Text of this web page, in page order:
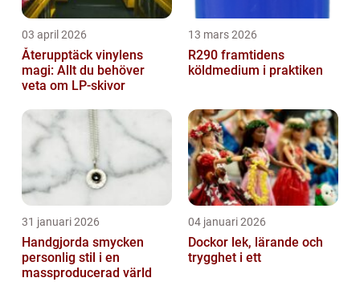
03 april 2026
Återupptäck vinylens
magi: Allt du behöver
veta om LP-skivor
13 mars 2026
R290 framtidens
köldmedium i praktiken
31 januari 2026
Handgjorda smycken
personlig stil i en
massproducerad värld
04 januari 2026
Dockor lek, lärande och
trygghet i ett